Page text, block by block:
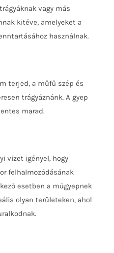
vagy más
kitéve, amelyeket a
használnak.
terjed, a műfű szép és
trágyáznánk. A gyep
marad.
vizet igényel, hogy
felhalmozódásának
esetben a műgyepnek
olyan területeken, ahol